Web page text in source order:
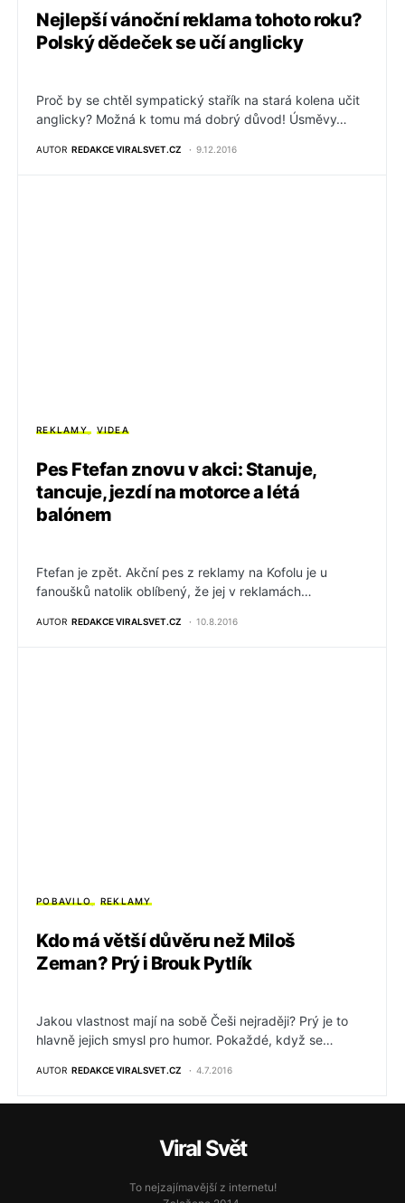
Nejlepší vánoční reklama tohoto roku?
Polský dědeček se učí anglicky
Proč by se chtěl sympatický stařík na stará kolena učit
anglicky? Možná k tomu má dobrý důvod! Úsměvy…
AUTOR REDAKCE VIRALSVET.CZ 9.12.2016
REKLAMY VIDEA
Pes Ftefan znovu v akci: Stanuje,
tancuje, jezdí na motorce a létá
balónem
Ftefan je zpět. Akční pes z reklamy na Kofolu je u
fanoušků natolik oblíbený, že jej v reklamách…
AUTOR REDAKCE VIRALSVET.CZ 10.8.2016
POBAVILO REKLAMY
Kdo má větší důvěru než Miloš
Zeman? Prý i Brouk Pytlík
Jakou vlastnost mají na sobě Češi nejraději? Prý je to
hlavně jejich smysl pro humor. Pokaždé, když se…
AUTOR REDAKCE VIRALSVET.CZ 4.7.2016
Viral Svět
To nejzajímavější z internetu!